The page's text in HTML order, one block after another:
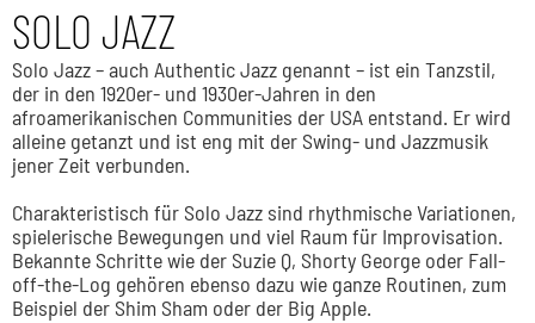
SOLO JAZZ
Solo Jazz – auch Authentic Jazz genannt – ist ein Tanzstil,
der in den 1920er- und 1930er-Jahren in den
afroamerikanischen Communities der USA entstand. Er wird
alleine getanzt und ist eng mit der Swing- und Jazzmusik
jener Zeit verbunden.
Charakteristisch für Solo Jazz sind rhythmische Variationen,
spielerische Bewegungen und viel Raum für Improvisation.
Bekannte Schritte wie der Suzie Q, Shorty George oder Fall-
off-the-Log gehören ebenso dazu wie ganze Routinen, zum
Beispiel der Shim Sham oder der Big Apple.